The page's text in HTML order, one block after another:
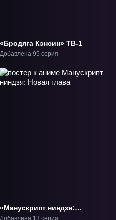
«Бродяга Кэнсин» ТВ-1
Добавлена 95 серия
«Манускрипт ниндзя:
Новая глава» ТВ-1
Добавлена 13 серия